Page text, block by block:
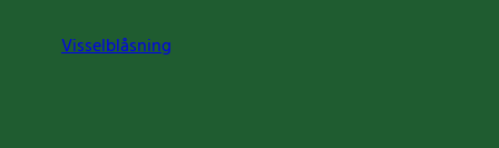
Visselblåsning